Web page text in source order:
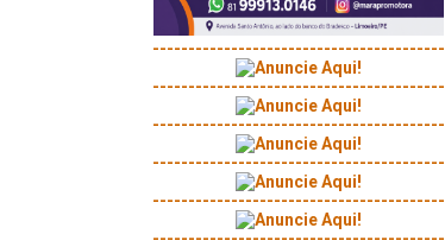
-----------------------------------------
-----------------------------------------
-----------------------------------------
-----------------------------------------
-----------------------------------------
-----------------------------------------